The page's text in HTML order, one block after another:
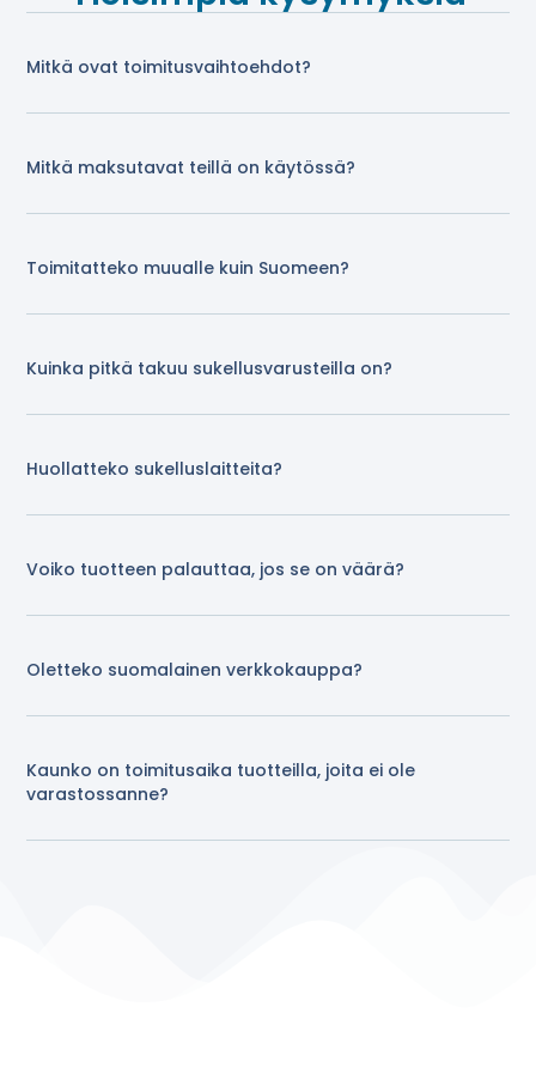
Mitkä ovat toimitusvaihtoehdot?
Mitkä maksutavat teillä on käytössä?
Toimitatteko muualle kuin Suomeen?
Kuinka pitkä takuu sukellusvarusteilla on?
Huollatteko sukelluslaitteita?
Voiko tuotteen palauttaa, jos se on väärä?
Oletteko suomalainen verkkokauppa?
Kaunko on toimitusaika tuotteilla, joita ei ole
varastossanne?